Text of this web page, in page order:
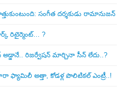
సంగీత దర్శకుడు రామానుజన్
రిటైర్మెంట్‌… ?
అడ్డానే.. రిజ‌ర్వేష‌న్ మార్చినా సీన్ లేదు..?
ఫ్యామిలీ అత్తా, కోడ‌ళ్ల పొలిటికల్ ఎంట్రీ..!